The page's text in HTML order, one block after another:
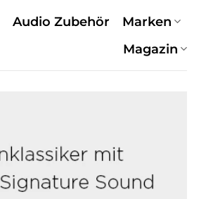
Audio Zubehör
Marken
Magazin